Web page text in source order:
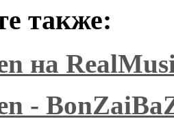
также:
на
-